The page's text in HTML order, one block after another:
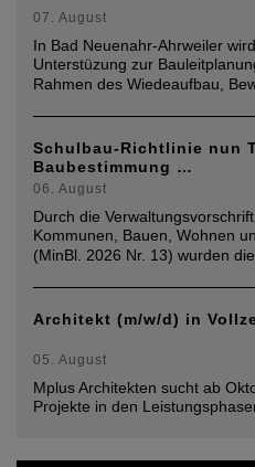
07. August
In Bad Neuenahr-Ahrweiler
Unterstüzung zur
Rahmen des Wiedeaufbau,
Schulbau-Richtlinie nun
Baubestimmung …
06. August
Durch die
Kommunen, Bauen, Wohnen
(MinBl. 2026 Nr. 13) wurden die
Architekt (m/w/d) in
05. August
Mplus Architekten sucht ab
Projekte in den